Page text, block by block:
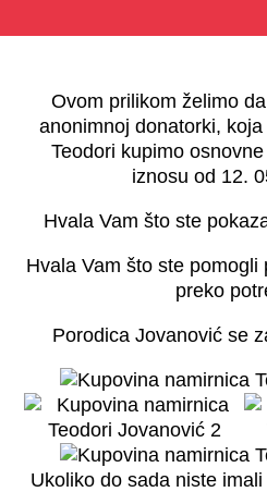
Ovom prilikom želimo
anonimnoj donatorki,
Teodori kupimo
iznosu od 12.
Hvala Vam što ste
Hvala Vam što ste
preko
Porodica Jovanović se
Ukoliko do sada niste